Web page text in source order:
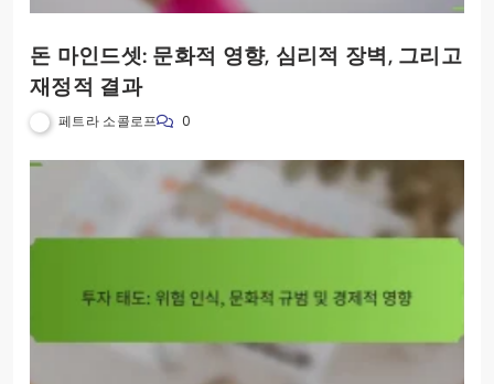
돈 마인드셋: 문화적 영향, 심리적 장벽, 그리고
재정적 결과
페트라 소콜로프 0